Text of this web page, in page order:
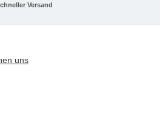
Versand
uns